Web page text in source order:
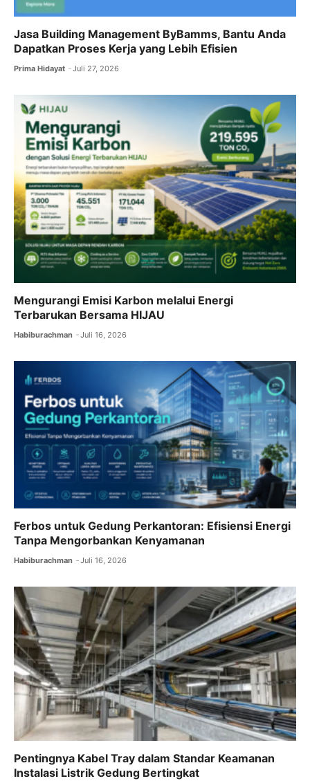
Jasa Building Management ByBamms, Bantu Anda
Dapatkan Proses Kerja yang Lebih Efisien
Prima Hidayat Juli 27, 2026
Mengurangi Emisi Karbon melalui Energi
Terbarukan Bersama HIJAU
Habiburachman Juli 16, 2026
Ferbos untuk Gedung Perkantoran: Efisiensi Energi
Tanpa Mengorbankan Kenyamanan
Habiburachman Juli 16, 2026
Pentingnya Kabel Tray dalam Standar Keamanan
Instalasi Listrik Gedung Bertingkat